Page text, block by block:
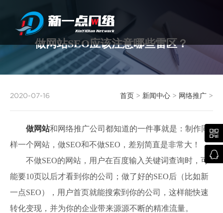
做网站SEO应该注意哪些雷区？
2020-07-16 首页 > 新闻中心 > 网络推广 >
做网站和网络推广公司都知道的一件事就是：制作同
样一个网站，做SEO和不做SEO，差别简直是非常大！
不做SEO的网站，用户在百度输入关键词查询时，可
能要10页以后才看到你的公司；做了好的SEO后（比如新
一点SEO），用户首页就能搜索到你的公司，这样能快速
转化变现，并为你的企业带来源源不断的精准流量。

